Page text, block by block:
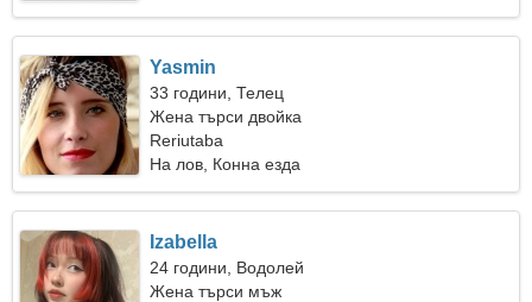
Yasmin
33 години, Телец
Жена търси двойка
Reriutaba
На лов, Конна езда
Izabella
24 години, Водолей
Жена търси мъж